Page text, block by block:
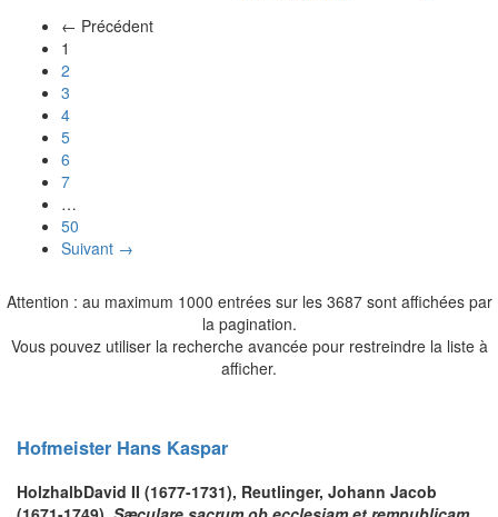
← Précédent
1
2
3
4
5
6
7
…
50
Suivant →
Attention : au maximum 1000 entrées sur les 3687 sont affichées par
la pagination.
Vous pouvez utiliser la recherche avancée pour restreindre la liste à
afficher.
Hofmeister Hans Kaspar
HolzhalbDavid II (1677-1731), Reutlinger, Johann Jacob